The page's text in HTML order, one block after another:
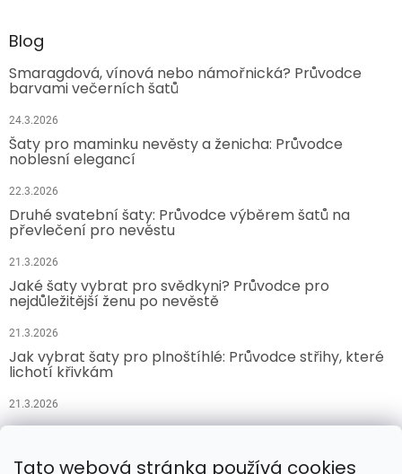
Tato webová stránka používá cookies
Blog
Smaragdová, vínová nebo námořnická? Průvodce
barvami večerních šatů
24.3.2026
Šaty pro maminku nevěsty a ženicha: Průvodce
noblesní elegancí
22.3.2026
Druhé svatební šaty: Průvodce výběrem šatů na
převlečení pro nevěstu
21.3.2026
Jaké šaty vybrat pro svědkyni? Průvodce pro
nejdůležitější ženu po nevěstě
21.3.2026
Jak vybrat šaty pro plnoštíhlé: Průvodce střihy, které
lichotí křivkám
21.3.2026
Přijímáme online platby